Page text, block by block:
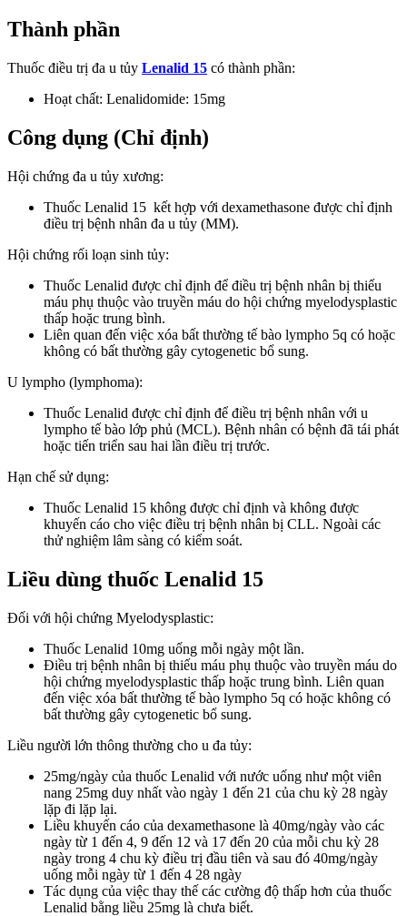
Thành phần
Thuốc điều trị đa u tủy Lenalid 15 có thành phần:
Hoạt chất: Lenalidomide: 15mg
Công dụng (Chỉ định)
Hội chứng đa u tủy xương:
Thuốc Lenalid 15 kết hợp với dexamethasone được chỉ định
điều trị bệnh nhân đa u tủy (MM).
Hội chứng rối loạn sinh tủy:
Thuốc Lenalid được chỉ định để điều trị bệnh nhân bị thiếu
máu phụ thuộc vào truyền máu do hội chứng myelodysplastic
thấp hoặc trung bình.
Liên quan đến việc xóa bất thường tế bào lympho 5q có hoặc
không có bất thường gây cytogenetic bổ sung.
U lympho (lymphoma):
Thuốc Lenalid được chỉ định để điều trị bệnh nhân với u
lympho tế bào lớp phủ (MCL). Bệnh nhân có bệnh đã tái phát
hoặc tiến triển sau hai lần điều trị trước.
Hạn chế sử dụng:
Thuốc Lenalid 15 không được chỉ định và không được
khuyến cáo cho việc điều trị bệnh nhân bị CLL. Ngoài các
thử nghiệm lâm sàng có kiểm soát.
Liều dùng thuốc Lenalid 15
Đối với hội chứng Myelodysplastic:
Thuốc Lenalid 10mg uống mỗi ngày một lần.
Điều trị bệnh nhân bị thiếu máu phụ thuộc vào truyền máu do
hội chứng myelodysplastic thấp hoặc trung bình. Liên quan
đến việc xóa bất thường tế bào lympho 5q có hoặc không có
bất thường gây cytogenetic bổ sung.
Liều người lớn thông thường cho u đa tủy:
25mg/ngày của thuốc Lenalid với nước uống như một viên
nang 25mg duy nhất vào ngày 1 đến 21 của chu kỳ 28 ngày
lặp đi lặp lại.
Liều khuyến cáo của dexamethasone là 40mg/ngày vào các
ngày từ 1 đến 4, 9 đến 12 và 17 đến 20 của mỗi chu kỳ 28
ngày trong 4 chu kỳ điều trị đầu tiên và sau đó 40mg/ngày
uống mỗi ngày từ 1 đến 4 28 ngày
Tác dụng của việc thay thế các cường độ thấp hơn của thuốc
Lenalid bằng liều 25mg là chưa biết.